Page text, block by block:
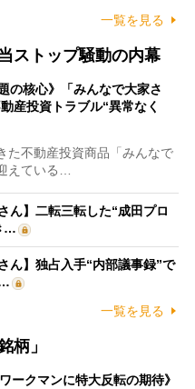
一覧を見る
ストップ騒動の内幕
の核心》「みんなで大家さ
産投資トラブル“異常なく
不動産投資商品「みんなで
えている…
ん】二転三転した“成田プロ
…
ん】独占入手“内部議事録”で
一覧を見る
柄」
ークマンに特大反転の期待》